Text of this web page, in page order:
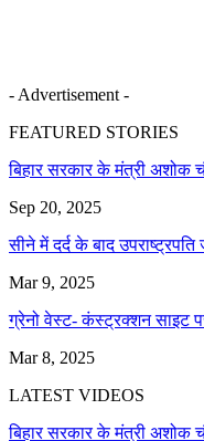
- Advertisement -
FEATURED STORIES
बिहार सरकार के मंत्री अशोक
Sep 20, 2025
सीने में दर्द के बाद
Mar 9, 2025
ग्रेनो वेस्ट- कंस्ट्रक्शन साइट
Mar 8, 2025
LATEST VIDEOS
बिहार सरकार के मंत्री अशोक